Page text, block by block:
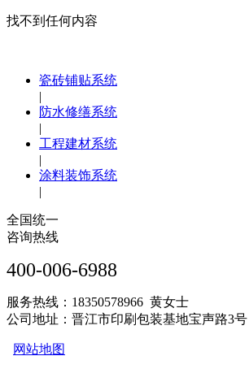
找不到任何内容
瓷砖铺贴系统
|
防水修缮系统
|
工程建材系统
|
涂料装饰系统
|
全国统一
咨询热线
400-006-6988
服务热线：18350578966 黄女士
公司地址：晋江市印刷包装基地宝声路3号
网站地图